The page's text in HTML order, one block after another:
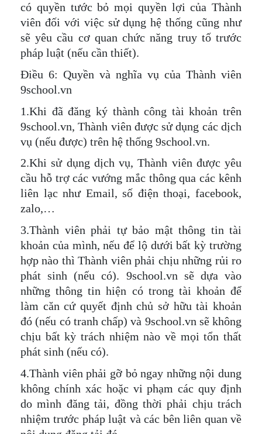
có quyền tước bỏ mọi quyền lợi của Thành
viên đối với việc sử dụng hệ thống cũng như
sẽ yêu cầu cơ quan chức năng truy tố trước
pháp luật (nếu cần thiết).
Điều 6: Quyền và nghĩa vụ của Thành viên
9school.vn
1.Khi đã đăng ký thành công tài khoản trên
9school.vn, Thành viên được sử dụng các dịch
vụ (nếu được) trên hệ thống 9school.vn.
2.Khi sử dụng dịch vụ, Thành viên được yêu
cầu hỗ trợ các vướng mắc thông qua các kênh
liên lạc như Email, số điện thoại, facebook,
zalo,…
3.Thành viên phải tự bảo mật thông tin tài
khoản của mình, nếu để lộ dưới bất kỳ trường
hợp nào thì Thành viên phải chịu những rủi ro
phát sinh (nếu có). 9school.vn sẽ dựa vào
những thông tin hiện có trong tài khoản để
làm căn cứ quyết định chủ sở hữu tài khoản
đó (nếu có tranh chấp) và 9school.vn sẽ không
chịu bất kỳ trách nhiệm nào về mọi tổn thất
phát sinh (nếu có).
4.Thành viên phải gỡ bỏ ngay những nội dung
không chính xác hoặc vi phạm các quy định
do mình đăng tải, đồng thời phải chịu trách
nhiệm trước pháp luật và các bên liên quan về